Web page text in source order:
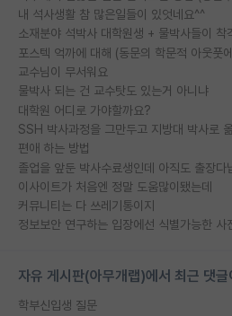
내 석사생활 참 많은일들이 있엇네요^^
소재분야 석박사 대학원생 + 물박사들이 착
교수님이 무서워요
물박사 되는 건 교수탓도 있는거 아니냐
대학원 어디로 가야할까요?
편애 하는 방법
졸업을 앞둔 박사수료생인데 아직도 출장다
이사이트가 처음엔 정말 도움많이됐는데
커뮤니티는 다 쓰레기통이지
자유 게시판(아무개랩)에서 최근 댓
학부신입생 질문